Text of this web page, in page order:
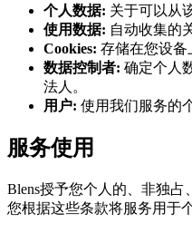
个人数据: 关于可以从
使用数据: 自动收集的
Cookies: 存储在您设备
数据控制者: 确定个人
法人。
用户: 使用我们服务的
服务使用
Blens授予您个人的、非独
您根据这些条款将服务用于